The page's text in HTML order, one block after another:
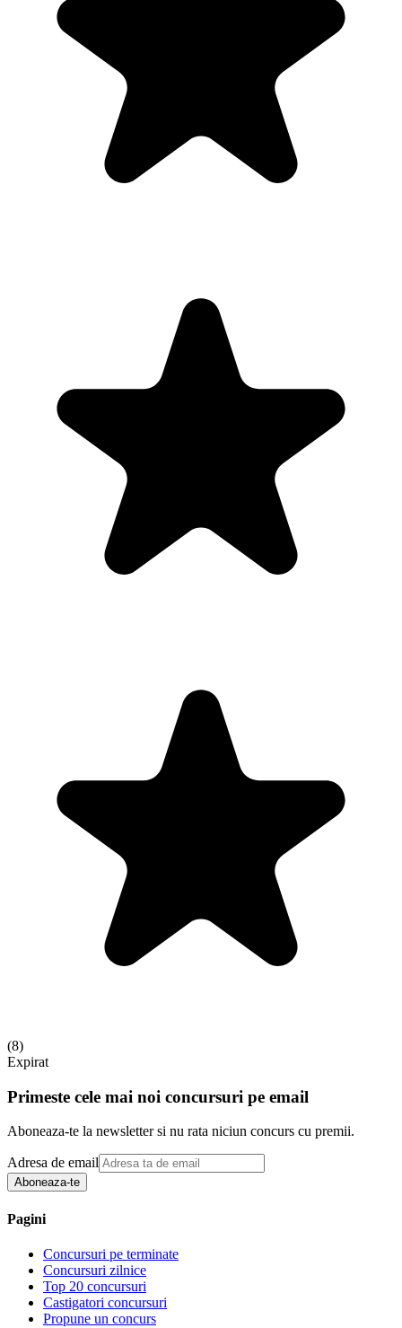
(8)
Expirat
Primeste cele mai noi concursuri pe email
Aboneaza-te la newsletter si nu rata niciun concurs cu premii.
Adresa de email
Aboneaza-te
Pagini
Concursuri pe terminate
Concursuri zilnice
Top 20 concursuri
Castigatori concursuri
Propune un concurs